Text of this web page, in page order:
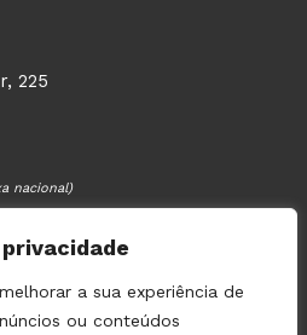
a sua experiência de
ou conteúdos
225
nacional)
nacional)